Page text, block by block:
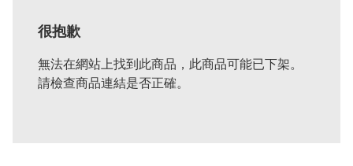
很抱歉
無法在網站上找到此商品，此商品可能已下架。
請檢查商品連結是否正確。